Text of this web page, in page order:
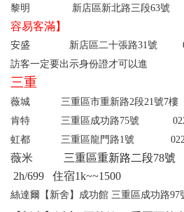
黎明 新店區新北路三段63號
容易客滿】
安盛 新店區二十張路31號
訪客一定要出示身份證才可以進
三重
薇城 三重區市重新路2段21號7樓
肯特 三重區成功路75號
虹都 三重區龍門路1號
薇米 三重區重新路二段78號
2h/699
住宿1k~~1500
絲達爾 【新舍】 成功館 三重區成功路97